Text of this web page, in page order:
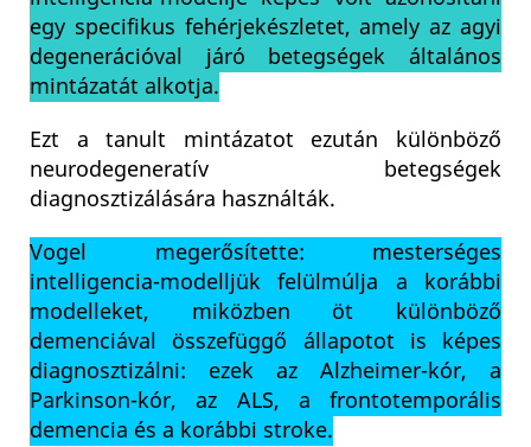
egy specifikus fehérjekészletet, amely az agyi
degenerációval járó betegségek általános
mintázatát alkotja.
Ezt a tanult mintázatot ezután különböző
neurodegeneratív betegségek
diagnosztizálására használták.
Vogel megerősítette: mesterséges
intelligencia-modelljük felülmúlja a korábbi
modelleket, miközben öt különböző
demenciával összefüggő állapotot is képes
diagnosztizálni: ezek az Alzheimer-kór, a
Parkinson-kór, az ALS, a frontotemporális
demencia és a korábbi stroke.